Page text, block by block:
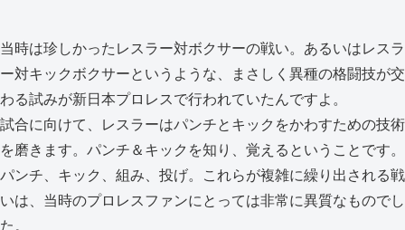
当時は珍しかったレスラー対ボクサーの戦い。あるいはレスラ
ー対キックボクサーというような、まさしく異種の格闘技が交
わる試みが新日本プロレスで行われていたんですよ。
試合に向けて、レスラーはパンチとキックをかわすための技術
を磨きます。パンチ＆キックを知り、覚えるということです。
パンチ、キック、組み、投げ。これらが複雑に繰り出される戦
いは、当時のプロレスファンにとっては非常に異質なものでし
た。